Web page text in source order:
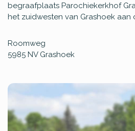
begraafplaats Parochiekerkhof
het zuidwesten van Grashoek aan
Roomweg
5985 NV Grashoek